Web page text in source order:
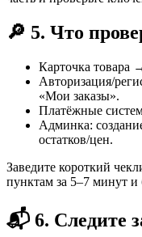
🔎 5. Что
Карточка товара
Авторизация/
«Мои заказы».
Платёжные
Админка:
остатков/цен.
Заведите короткий
пунктам за 5–7 минут и
📬 6. Следите